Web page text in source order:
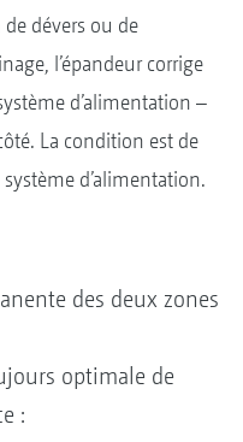
de dévers ou de
l’épandeur corrige
d’alimentation –
La condition est de
d’alimentation.
des deux zones
optimale de
: